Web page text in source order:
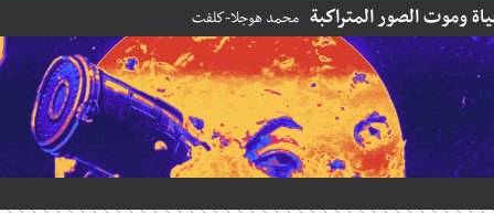
وموت الصور المتراكبة محمد هوجلا-كلفت